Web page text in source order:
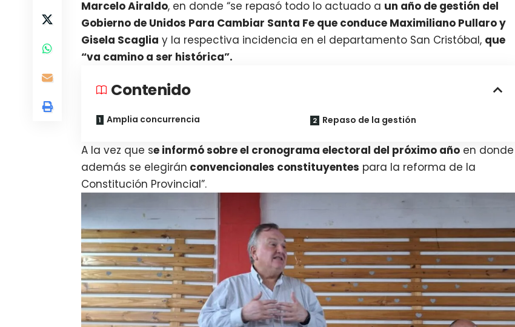
Marcelo Airaldo, en donde “se repasó todo lo actuado a un año de gestión del
Gobierno de Unidos Para Cambiar Santa Fe que conduce Maximiliano Pullaro y
Gisela Scaglia y la respectiva incidencia en el departamento San Cristóbal, que
“va camino a ser histórica”.
Contenido
Amplia concurrencia Repaso de la gestión
A la vez que se informó sobre el cronograma electoral del próximo año en donde
además se elegirán convencionales constituyentes para la reforma de la
Constitución Provincial”.